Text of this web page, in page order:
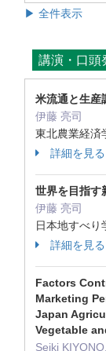
▶ 全件表示
講演・口頭
米流通と生産
伊藤 亮司
東北農業経済
詳細を見る
世界を目指す
伊藤 亮司
日本地すべ
詳細を見る
Factors
Marketing
Japan
Vegetable
Seiki